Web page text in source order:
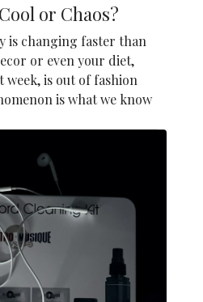
or Chaos?
is changing faster than
or even your diet,
is out of fashion
is what we know